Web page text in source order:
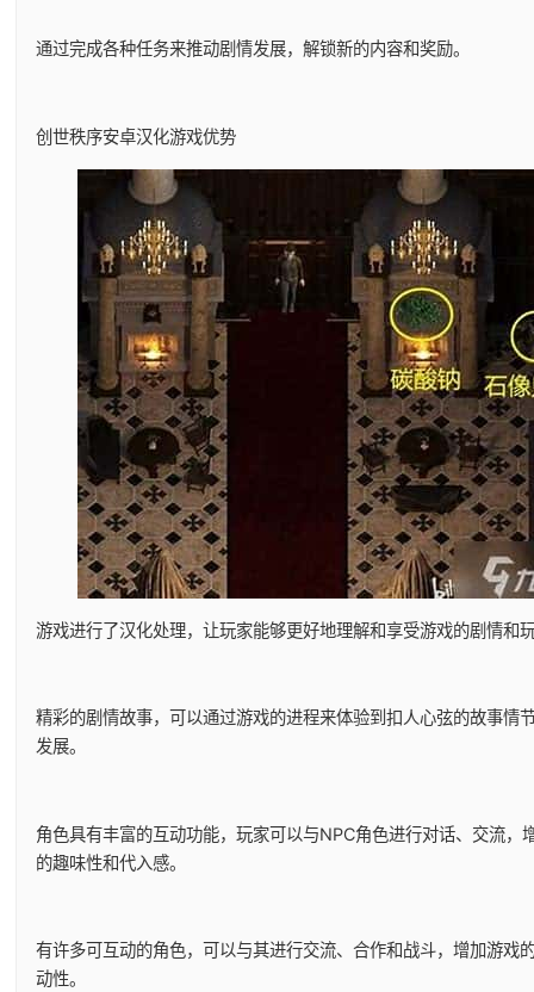
通过完成各种任务来推动剧情发展，解锁新的内容和奖励。
创世秩序安卓汉化游戏优势
游戏进行了汉化处理，让玩家能够更好地理解和享受游戏的剧情和
精彩的剧情故事，可以通过游戏的进程来体验到扣人心弦的故事情
发展。
角色具有丰富的互动功能，玩家可以与NPC角色进行对话、交流，
的趣味性和代入感。
有许多可互动的角色，可以与其进行交流、合作和战斗，增加游戏
动性。